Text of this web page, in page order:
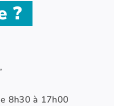
?
8h30 à 17h00